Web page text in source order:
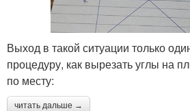
И напольные плинтусы
Выход в такой ситуации только
процедуру, как вырезать углы на
по месту:
читать дальше →